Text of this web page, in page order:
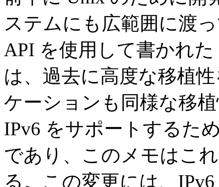
ステムにも広範囲に渡
API を使用して書かれ
は、過去に高度な移植
ケーションも同様な移
IPv6 をサポートするた
であり、このメモはこ
る。この変更には、